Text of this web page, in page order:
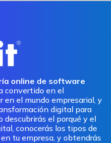
online de software
convertido en el
en el mundo empresarial, y
digital para
descubrirás el porqué y el
conocerás los tipos de
tu empresa, y obtendrás